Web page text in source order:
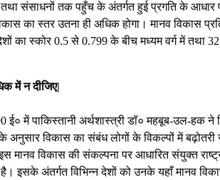
तथा संसाधनों तक पहुँच के अंतर्गत हुई प्रगति के आधार
का स्तर उतना ही अधिक होगा। मानव विकास
का स्कोर 0.5 से 0.799 के बीच मध्यम वर्ग में तथा
में न दीजिए|
ई० में पाकिस्तानी अर्थशास्त्री डॉ० महबूब-उल-हक
अनुसार विकास का संबंध लोगों के विकल्पों में
विकास की संकल्पना पर आधारित संयुक्त राष्ट्र
इसके अंतर्गत विभिन्न देशों को उनके यहाँ मानव